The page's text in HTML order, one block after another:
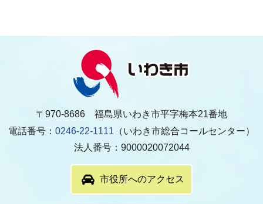
〒970-8686 福島県いわき市平字梅本21番地
電話番号： 0246-22-1111 （いわき市総合コールセンター）
法人番号：9000020072044
市役所へのアクセス